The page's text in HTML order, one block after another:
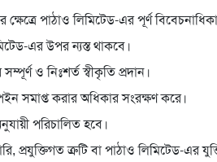
পাঠাও লিমিটেড-এর পূর্ণ
এর উপর ন্যস্ত থাকবে।
ও নিঃশর্ত স্বীকৃতি প্রদান।
সমাপ্ত করার অধিকার সংরক্ষণ করে।
পরিচালিত হবে।
প্রযুক্তিগত ত্রুটি বা পাঠাও লিমিটেড-এর